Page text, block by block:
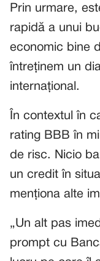
Prin urmare,
rapidă a unui
economic bine
întreținem un
internațional.
În contextul în
rating BBB în
de risc. Nicio
un credit în
menționa alte
„Un alt pas
prompt cu